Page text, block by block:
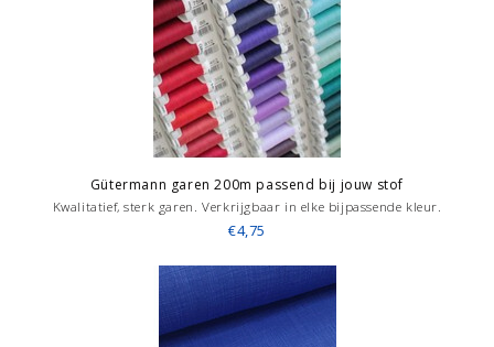
Gütermann garen 200m passend bij jouw stof
Kwalitatief, sterk garen. Verkrijgbaar in elke bijpassende kleur.
€4,75